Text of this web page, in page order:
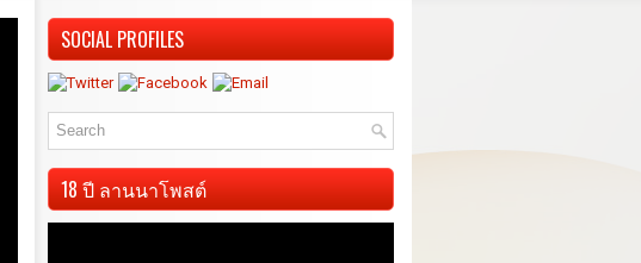
SOCIAL PROFILES
18 ปี ลานนาโพสต์